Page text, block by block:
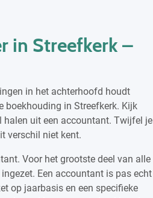
in Streefkerk –
in het achterhoofd houdt
boekhouding in Streefkerk. Kijk
halen uit een accountant. Twijfel je
verschil niet kent.
Voor het grootste deel van alle
Een accountant is pas echt
op jaarbasis en een specifieke